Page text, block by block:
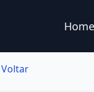
Home
Voltar